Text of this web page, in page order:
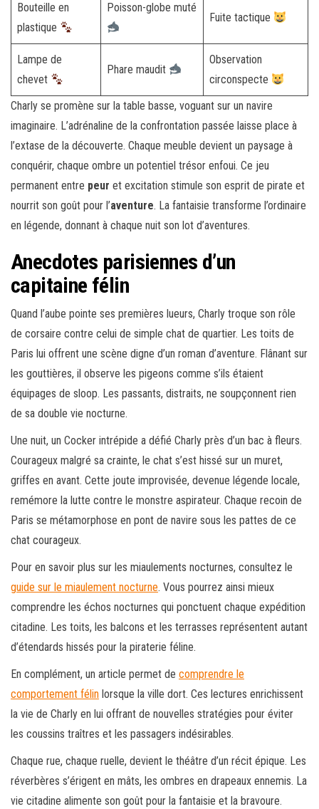
Bouteille en
plastique
Poisson-globe muté
Fuite tactique
Lampe de
chevet
Phare maudit
Observation
circonspecte
Charly se promène sur la table basse, voguant sur un navire
imaginaire. L’adrénaline de la confrontation passée laisse place à
l’extase de la découverte. Chaque meuble devient un paysage à
conquérir, chaque ombre un potentiel trésor enfoui. Ce jeu
permanent entre peur et excitation stimule son esprit de pirate et
nourrit son goût pour l’aventure. La fantaisie transforme l’ordinaire
en légende, donnant à chaque nuit son lot d’aventures.
Anecdotes parisiennes d’un
capitaine félin
Quand l’aube pointe ses premières lueurs, Charly troque son rôle
de corsaire contre celui de simple chat de quartier. Les toits de
Paris lui offrent une scène digne d’un roman d’aventure. Flânant sur
les gouttières, il observe les pigeons comme s’ils étaient
équipages de sloop. Les passants, distraits, ne soupçonnent rien
de sa double vie nocturne.
Une nuit, un Cocker intrépide a défié Charly près d’un bac à fleurs.
Courageux malgré sa crainte, le chat s’est hissé sur un muret,
griffes en avant. Cette joute improvisée, devenue légende locale,
remémore la lutte contre le monstre aspirateur. Chaque recoin de
Paris se métamorphose en pont de navire sous les pattes de ce
chat courageux.
Pour en savoir plus sur les miaulements nocturnes, consultez le
guide sur le miaulement nocturne. Vous pourrez ainsi mieux
comprendre les échos nocturnes qui ponctuent chaque expédition
citadine. Les toits, les balcons et les terrasses représentent autant
d’étendards hissés pour la piraterie féline.
En complément, un article permet de comprendre le
comportement félin lorsque la ville dort. Ces lectures enrichissent
la vie de Charly en lui offrant de nouvelles stratégies pour éviter
les coussins traîtres et les passagers indésirables.
Chaque rue, chaque ruelle, devient le théâtre d’un récit épique. Les
réverbères s’érigent en mâts, les ombres en drapeaux ennemis. La
vie citadine alimente son goût pour la fantaisie et la bravoure.